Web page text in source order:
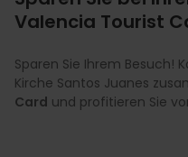
Valencia Tourist
Sparen Sie Ihrem Besuch!
Kirche Santos Juanes
Card und profitieren Sie